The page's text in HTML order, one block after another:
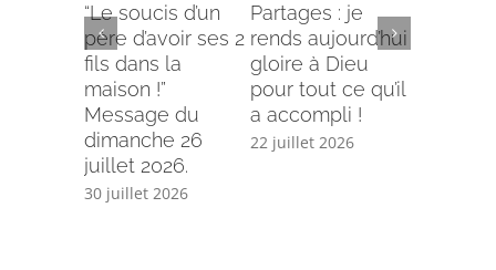
“Le soucis d’un
père d’avoir ses 2
fils dans la
maison !”
Message du
dimanche 26
juillet 2026.
30 juillet 2026
Partages : je
rends aujourd’hui
gloire à Dieu
pour tout ce qu’il
a accompli !
22 juillet 2026